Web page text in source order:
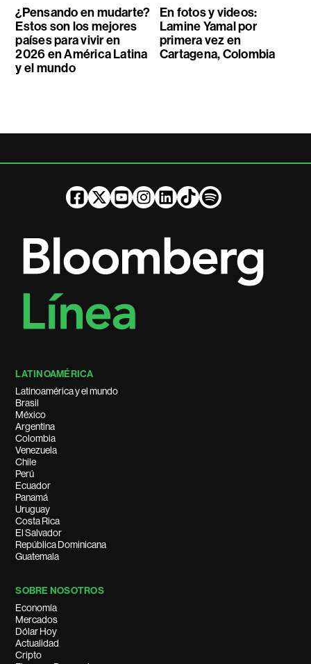
¿Pensando en mudarte?
Estos son los mejores
países para vivir en
2026 en América Latina
y el mundo
En fotos y videos:
Lamine Yamal por
primera vez en
Cartagena, Colombia
LATINOAMÉRICA
Latinoamérica y el mundo
Brasil
México
Argentina
Colombia
Venezuela
Chile
Perú
Ecuador
Panamá
Uruguay
Costa Rica
El Salvador
República Dominicana
Guatemala
SOBRE NOSOTROS
Economía
Mercados
Dólar Hoy
Actualidad
Cripto